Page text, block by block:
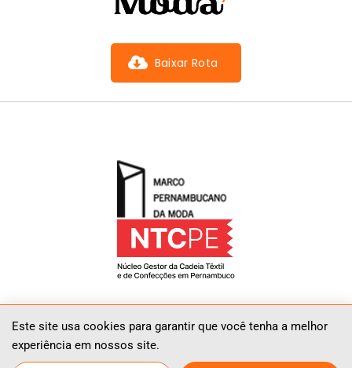
Baixar Rota
Este site usa cookies para garantir que você tenha a melhor
experiência em nossos site.